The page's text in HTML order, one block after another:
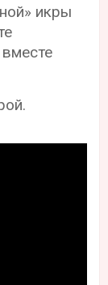
икры